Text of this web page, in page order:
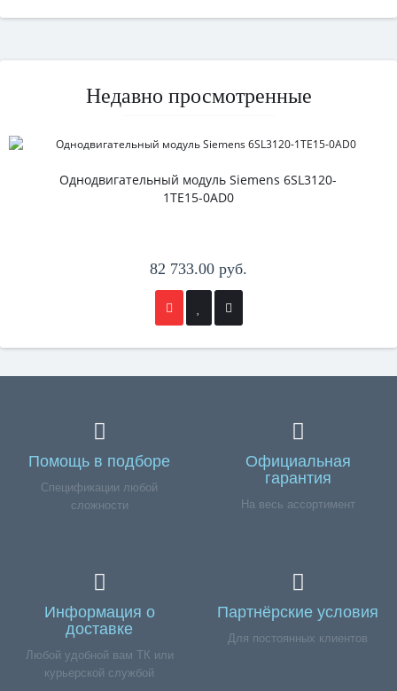
Недавно просмотренные
Однодвигательный модуль Siemens 6SL3120-
1TE15-0AD0
82 733.00 руб.
Помощь в подборе
Спецификации любой
сложности
Официальная
гарантия
На весь ассортимент
Информация о
доставке
Любой удобной вам ТК или
курьерской службой
Партнёрские условия
Для постоянных клиентов